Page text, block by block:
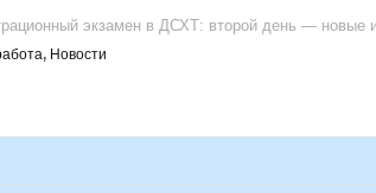
экзамен в ДСХТ: второй день — новые
, Новости